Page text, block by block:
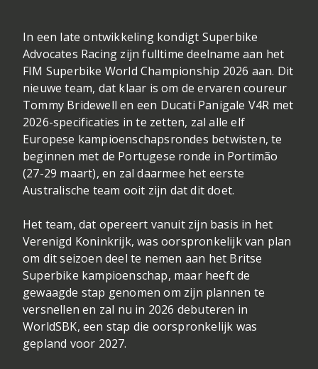
In een late ontwikkeling kondigt Superbike
Advocates Racing zijn fulltime deelname aan het
FIM Superbike World Championship 2026 aan. Dit
nieuwe team, dat klaar is om de ervaren coureur
Tommy Bridewell en een Ducati Panigale V4R met
2026-specificaties in te zetten, zal alle elf
Europese kampioenschapsrondes betwisten, te
beginnen met de Portugese ronde in Portimão
(27-29 maart), en zal daarmee het eerste
Australische team ooit zijn dat dit doet.
Het team, dat opereert vanuit zijn basis in het
Verenigd Koninkrijk, was oorspronkelijk van plan
om dit seizoen deel te nemen aan het Britse
Superbike kampioenschap, maar heeft de
gewaagde stap genomen om zijn plannen te
versnellen en zal nu in 2026 debuteren in
WorldSBK, een stap die oorspronkelijk was
gepland voor 2027.